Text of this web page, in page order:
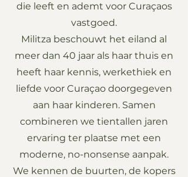
die leeft en ademt voor Curaçaos
vastgoed.
Militza beschouwt het eiland al
meer dan 40 jaar als haar thuis en
heeft haar kennis, werkethiek en
liefde voor Curaçao doorgegeven
aan haar kinderen. Samen
combineren we tientallen jaren
ervaring ter plaatse met een
moderne, no-nonsense aanpak.
We kennen de buurten, de kopers